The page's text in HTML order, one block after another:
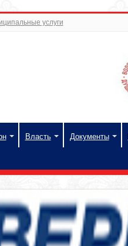
услуги
Власть Документы